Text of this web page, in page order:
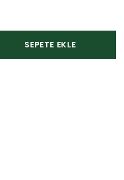
SEPETE EKLE